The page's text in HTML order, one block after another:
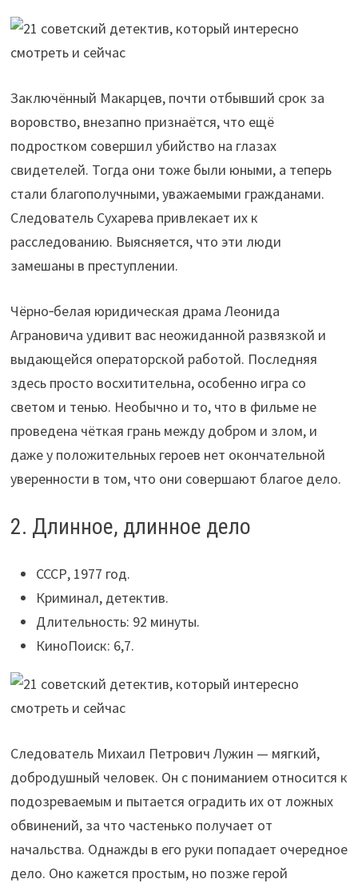
Заключённый Макарцев, почти отбывший срок за
воровство, внезапно признаётся, что ещё
подростком совершил убийство на глазах
свидетелей. Тогда они тоже были юными, а теперь
стали благополучными, уважаемыми гражданами.
Следователь Сухарева привлекает их к
расследованию. Выясняется, что эти люди
замешаны в преступлении.
Чёрно‑белая юридическая драма Леонида
Аграновича удивит вас неожиданной развязкой и
выдающейся операторской работой. Последняя
здесь просто восхитительна, особенно игра со
светом и тенью. Необычно и то, что в фильме не
проведена чёткая грань между добром и злом, и
даже у положительных героев нет окончательной
уверенности в том, что они совершают благое дело.
2. Длинное, длинное дело
СССР, 1977 год.
Криминал, детектив.
Длительность: 92 минуты.
КиноПоиск: 6,7.
Следователь Михаил Петрович Лужин — мягкий,
добродушный человек. Он с пониманием относится к
подозреваемым и пытается оградить их от ложных
обвинений, за что частенько получает от
начальства. Однажды в его руки попадает очередное
дело. Оно кажется простым, но позже герой